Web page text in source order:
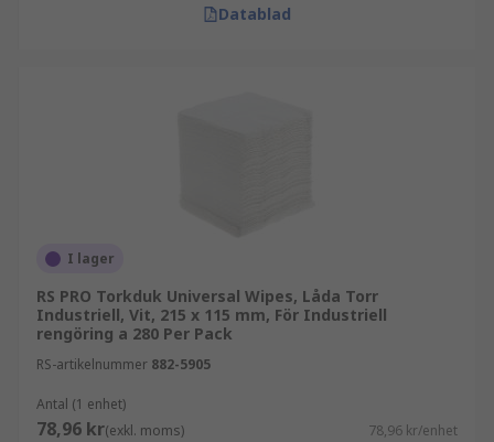
Datablad
I lager
RS PRO Torkduk Universal Wipes, Låda Torr
Industriell, Vit, 215 x 115 mm, För Industriell
rengöring a 280 Per Pack
RS-artikelnummer 882-5905
Antal (1 enhet)
78,96 kr(exkl. moms) 78,96 kr/enhet